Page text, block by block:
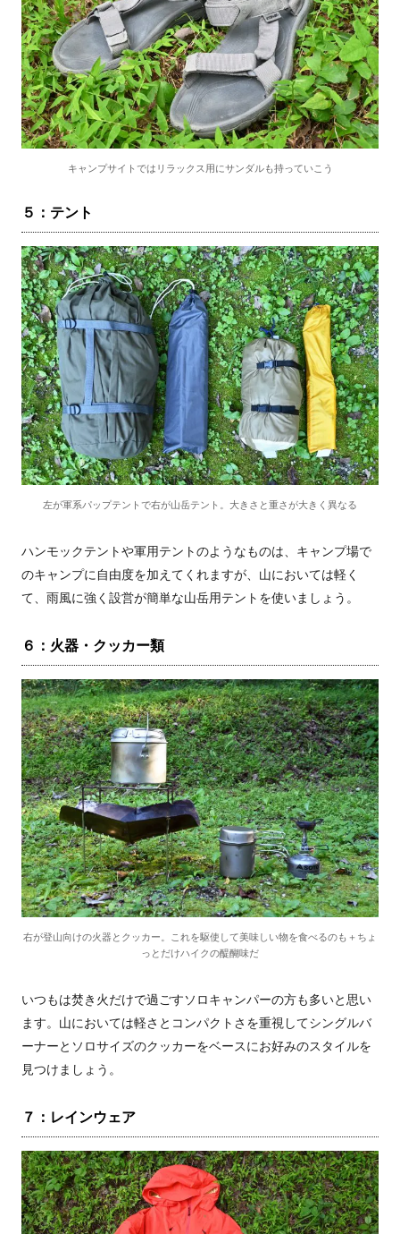
キャンプサイトではリラックス用にサンダルも持っていこう
５：テント
左が軍系パップテントで右が山岳テント。大きさと重さが大きく異なる
ハンモックテントや軍用テントのようなものは、キャンプ場で
のキャンプに自由度を加えてくれますが、山においては軽く
て、雨風に強く設営が簡単な山岳用テントを使いましょう。
６：火器・クッカー類
右が登山向けの火器とクッカー。これを駆使して美味しい物を食べるのも＋ちょ
っとだけハイクの醍醐味だ
いつもは焚き火だけで過ごすソロキャンパーの方も多いと思い
ます。山においては軽さとコンパクトさを重視してシングルバ
ーナーとソロサイズのクッカーをベースにお好みのスタイルを
見つけましょう。
７：レインウェア